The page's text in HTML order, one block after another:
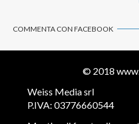
COMMENTA CON FACEBOOK
© 2018
Weiss Media srl
P.IVA: 03776660544